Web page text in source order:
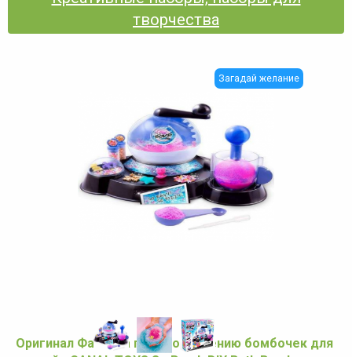
творчества
Загадай желание
Оригинал Фабрика по изготовлению бомбочек для